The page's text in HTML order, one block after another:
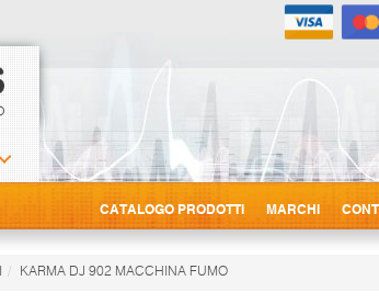
CATALOGO PRODOTTI MARCHI
KARMA DJ 902 MACCHINA FUMO